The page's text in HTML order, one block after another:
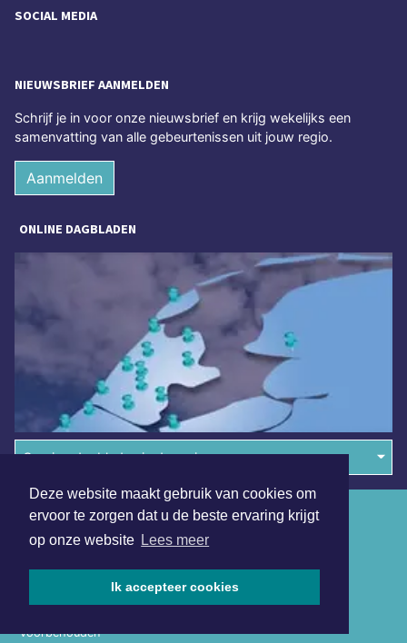
Deze website maakt gebruik van cookies om
ervoor te zorgen dat u de beste ervaring krijgt
op onze website Lees meer
Ik accepteer cookies
SOCIAL MEDIA
NIEUWSBRIEF AANMELDEN
Schrijf je in voor onze nieuwsbrief en krijg wekelijks een
samenvatting van alle gebeurtenissen uit jouw regio.
Aanmelden
ONLINE DAGBLADEN
Overige dagbladen in de regio
voorbehouden
Algemene voorwaarden
Disclaimer